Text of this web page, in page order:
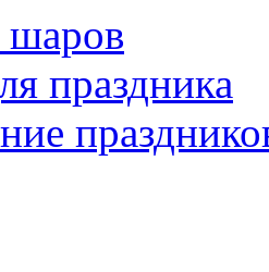
шаров
праздника